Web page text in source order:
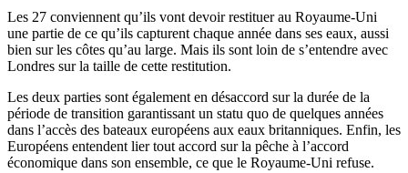
Les 27 conviennent qu’ils vont devoir restituer au Royaume-Uni
une partie de ce qu’ils capturent chaque année dans ses eaux, aussi
bien sur les côtes qu’au large. Mais ils sont loin de s’entendre avec
Londres sur la taille de cette restitution.
Les deux parties sont également en désaccord sur la durée de la
période de transition garantissant un statu quo de quelques années
dans l’accès des bateaux européens aux eaux britanniques. Enfin, les
Européens entendent lier tout accord sur la pêche à l’accord
économique dans son ensemble, ce que le Royaume-Uni refuse.